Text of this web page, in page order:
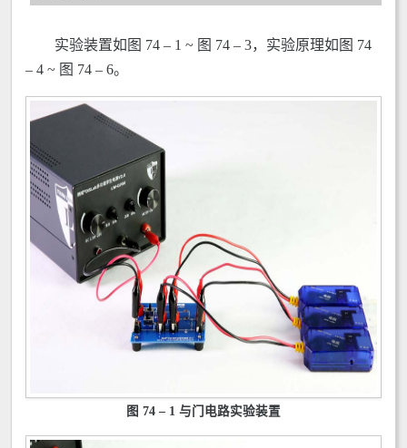
实验装置如图 74 – 1 ~ 图 74 – 3，实验原理如图 74
– 4 ~ 图 74 – 6。
图 74 – 1 与门电路实验装置